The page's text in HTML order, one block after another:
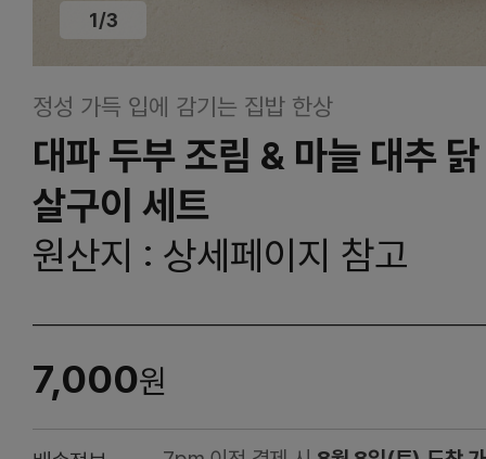
1/3
정성 가득 입에 감기는 집밥 한상
대파 두부 조림 & 마늘 대추 닭
살구이 세트
원산지 : 상세페이지 참고
7,000원